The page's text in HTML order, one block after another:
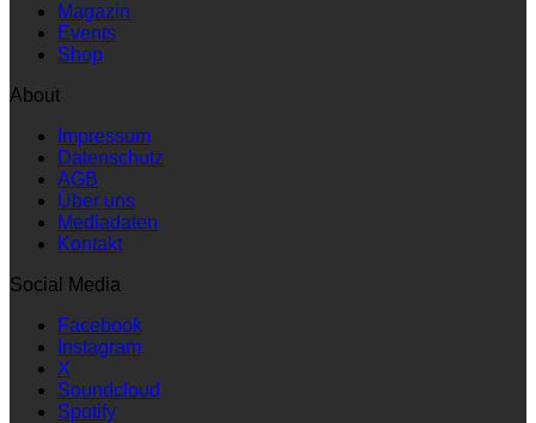
Magazin
Events
Shop
About
Impressum
Datenschutz
AGB
Über uns
Mediadaten
Kontakt
Social Media
Facebook
Instagram
X
Soundcloud
Spotify